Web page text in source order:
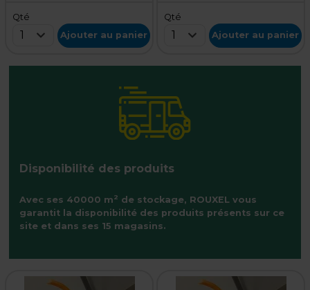
Qté
1 Ajouter au panier
Qté
1 Ajouter au panier
Disponibilité des produits
Avec ses 40000 m2 de stockage, ROUXEL vous
garantit la disponibilité des produits présents sur ce
site et dans ses 15 magasins.